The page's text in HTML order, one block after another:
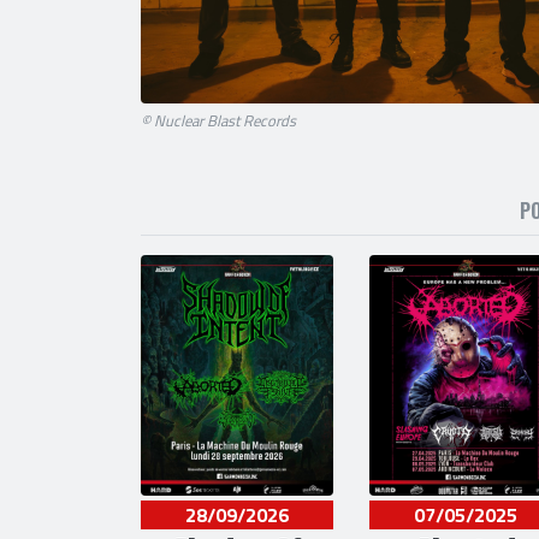
© Nuclear Blast Records
28/09/2026 07/05/2025